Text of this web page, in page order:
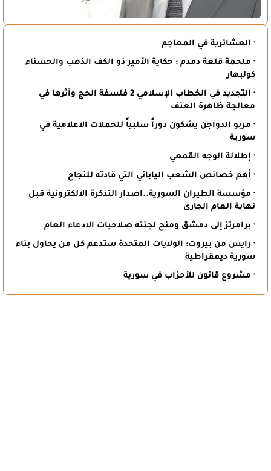
· العشائرية في المعاجم
· ملحمة قلعة دمدم : حكاية الأمير ذو الكف الذهب والحسناء
كولبهار
· التجديد في الخطاب الإسلامي 2 فلسفة الحج وأثرها في
معالجة ظاهرة العنف
· مربو الدواجن يشكون دوراً سلبياً للحملات الاعلامية في
سورية
· إطلالة الوجه القمعي
· أهم خصائص الشعب الياباني التي قادته للنجاح
· مؤسسة الطيران السورية..اصدار التذكرة الالكترونية قبل
نهاية العام الجارى
· برامرتز إلى دمشق ومنح لجنته صلاحيات الادعاء العام
· رايس من بيروت: الولايات المتحدة ستدعم كل من يحاول بناء
سورية ديمقراطية
· مشروع قانون للأحزاب في سورية